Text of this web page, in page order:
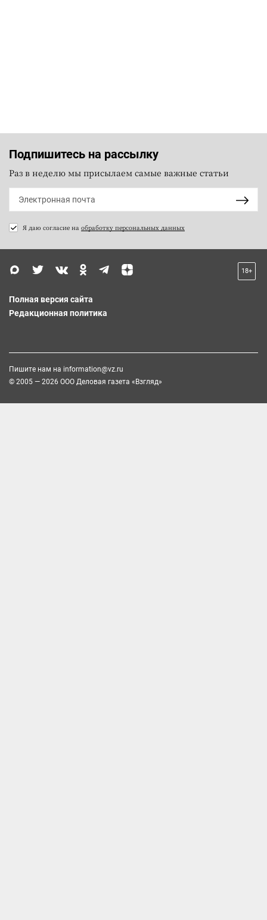
Подпишитесь на рассылку
Раз в неделю мы присылаем самые важные статьи
Я даю согласие на обработку персональных данных
18+
Полная версия сайта
Редакционная политика
Пишите нам на information@vz.ru
© 2005 — 2026 ООО Деловая газета «Взгляд»